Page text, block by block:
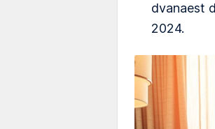
dvanaest
2024.